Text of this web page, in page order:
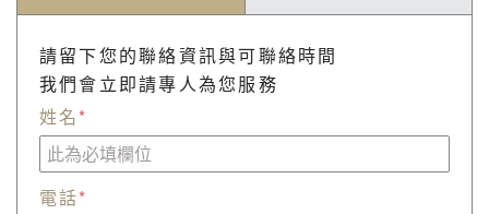
請留下您的聯絡資訊與可聯絡時間
我們會立即請專人為您服務
姓名*
電話*